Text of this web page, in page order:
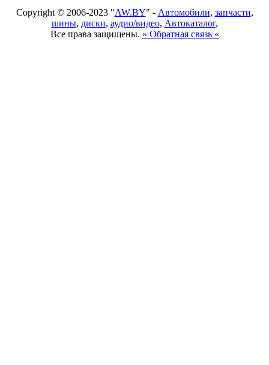
Copyright © 2006-2023 "AW.BY" - Автомобили, запчасти,
шины, диски, аудио/видео, Автокаталог,
Все права защищены. » Обратная связь «